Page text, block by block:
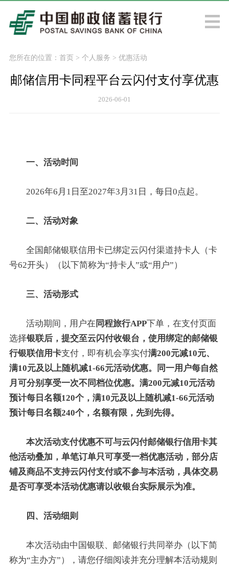
您所在的位置： 首页> 个人服务 > 优惠活动
邮储信用卡同程平台云闪付支付享优惠
2026-06-01
一、活动时间
2026年6月1日至2027年3月31日，每日0点起。
二、活动对象
全国邮储银联信用卡已绑定云闪付渠道持卡人（卡
号62开头）（以下简称为“持卡人”或“用户”）
三、活动形式
活动期间，用户在 同程旅行APP下单，在支付页面
选择银联后，提交至云闪付收银台，使用绑定的邮储银
行银联信用卡支付，即有机会享实付满200元减10元、
满10元及以上随机减1-66元活动优惠。同一用户每自然
月可分别享受一次不同档位优惠。满200元减10元活动
预计每日名额120个，满10元及以上随机减1-66元活动
预计每日名额240个，名额有限，先到先得。
本次活动支付优惠不可与云闪付邮储银行信用卡其
他活动叠加，单笔订单只可享受一档优惠活动，部分店
铺及商品不支持云闪付支付或不参与本活动，具体交易
是否可享受本活动优惠请以收银台实际展示为准。
四、活动细则
本次活动由中国银联、邮储银行共同举办（以下简
称为“主办方”），请您仔细阅读并充分理解本活动规则